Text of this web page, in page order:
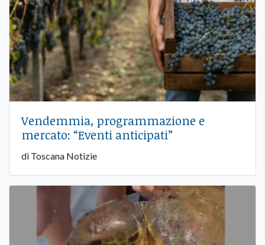
Vendemmia, programmazione e
mercato: “Eventi anticipati”
di Toscana Notizie